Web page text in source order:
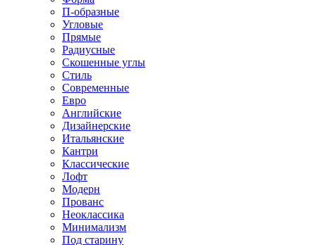
П-образные
Угловые
Прямые
Радиусные
Скошенные углы
Стиль
Современные
Евро
Английские
Дизайнерские
Итальянские
Кантри
Классические
Лофт
Модерн
Прованс
Неоклассика
Минимализм
Под старину